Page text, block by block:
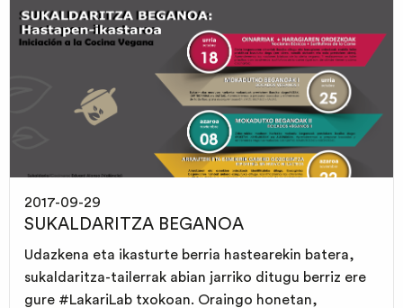
2017-09-29
SUKALDARITZA BEGANOA
Udazkena eta ikasturte berria hastearekin batera,
sukaldaritza-tailerrak abian jarriko ditugu berriz ere
gure #LakariLab txokoan. Oraingo honetan,